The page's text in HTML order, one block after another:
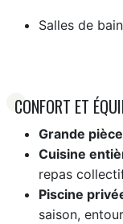
Salles de
CONFORT ET
Grande
Cuisine
repas
Piscine
saison,